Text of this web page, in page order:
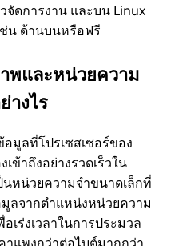
ดการงาน และบน Linux
น ด้านบนหรือฟรี
พและหน่วยความ
างไร
มูลที่โปรเซสเซอร์ของ
ข้าถึงอย่างรวดเร็วใน
หน่วยความจําขนาดเล็กที่
มูลจากตําแหน่งหน่วยความ
เร่งเวลาในการประมวล
าแพงกว่าต่อไบต์มากกว่า